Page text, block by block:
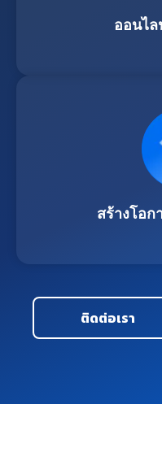
ออนไล
สร้างโอก
ติดต่อเรา